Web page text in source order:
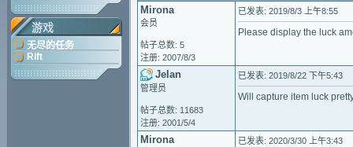
游戏
无尽的任务
Rift
Mirona
会员
帖子总数: 5
注册: 2007/8/3
已发表: 2019/8/3 上午8:55
Please display the luck
Jelan
管理员
帖子总数: 11683
注册: 2001/5/4
已发表: 2019/8/22 下午5:43
Will capture item luck
Mirona 已发表: 2020/3/30 上午3:43